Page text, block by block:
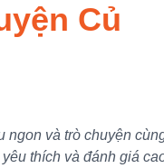
Củ
ngon và trò chuyện
thích và đánh giá